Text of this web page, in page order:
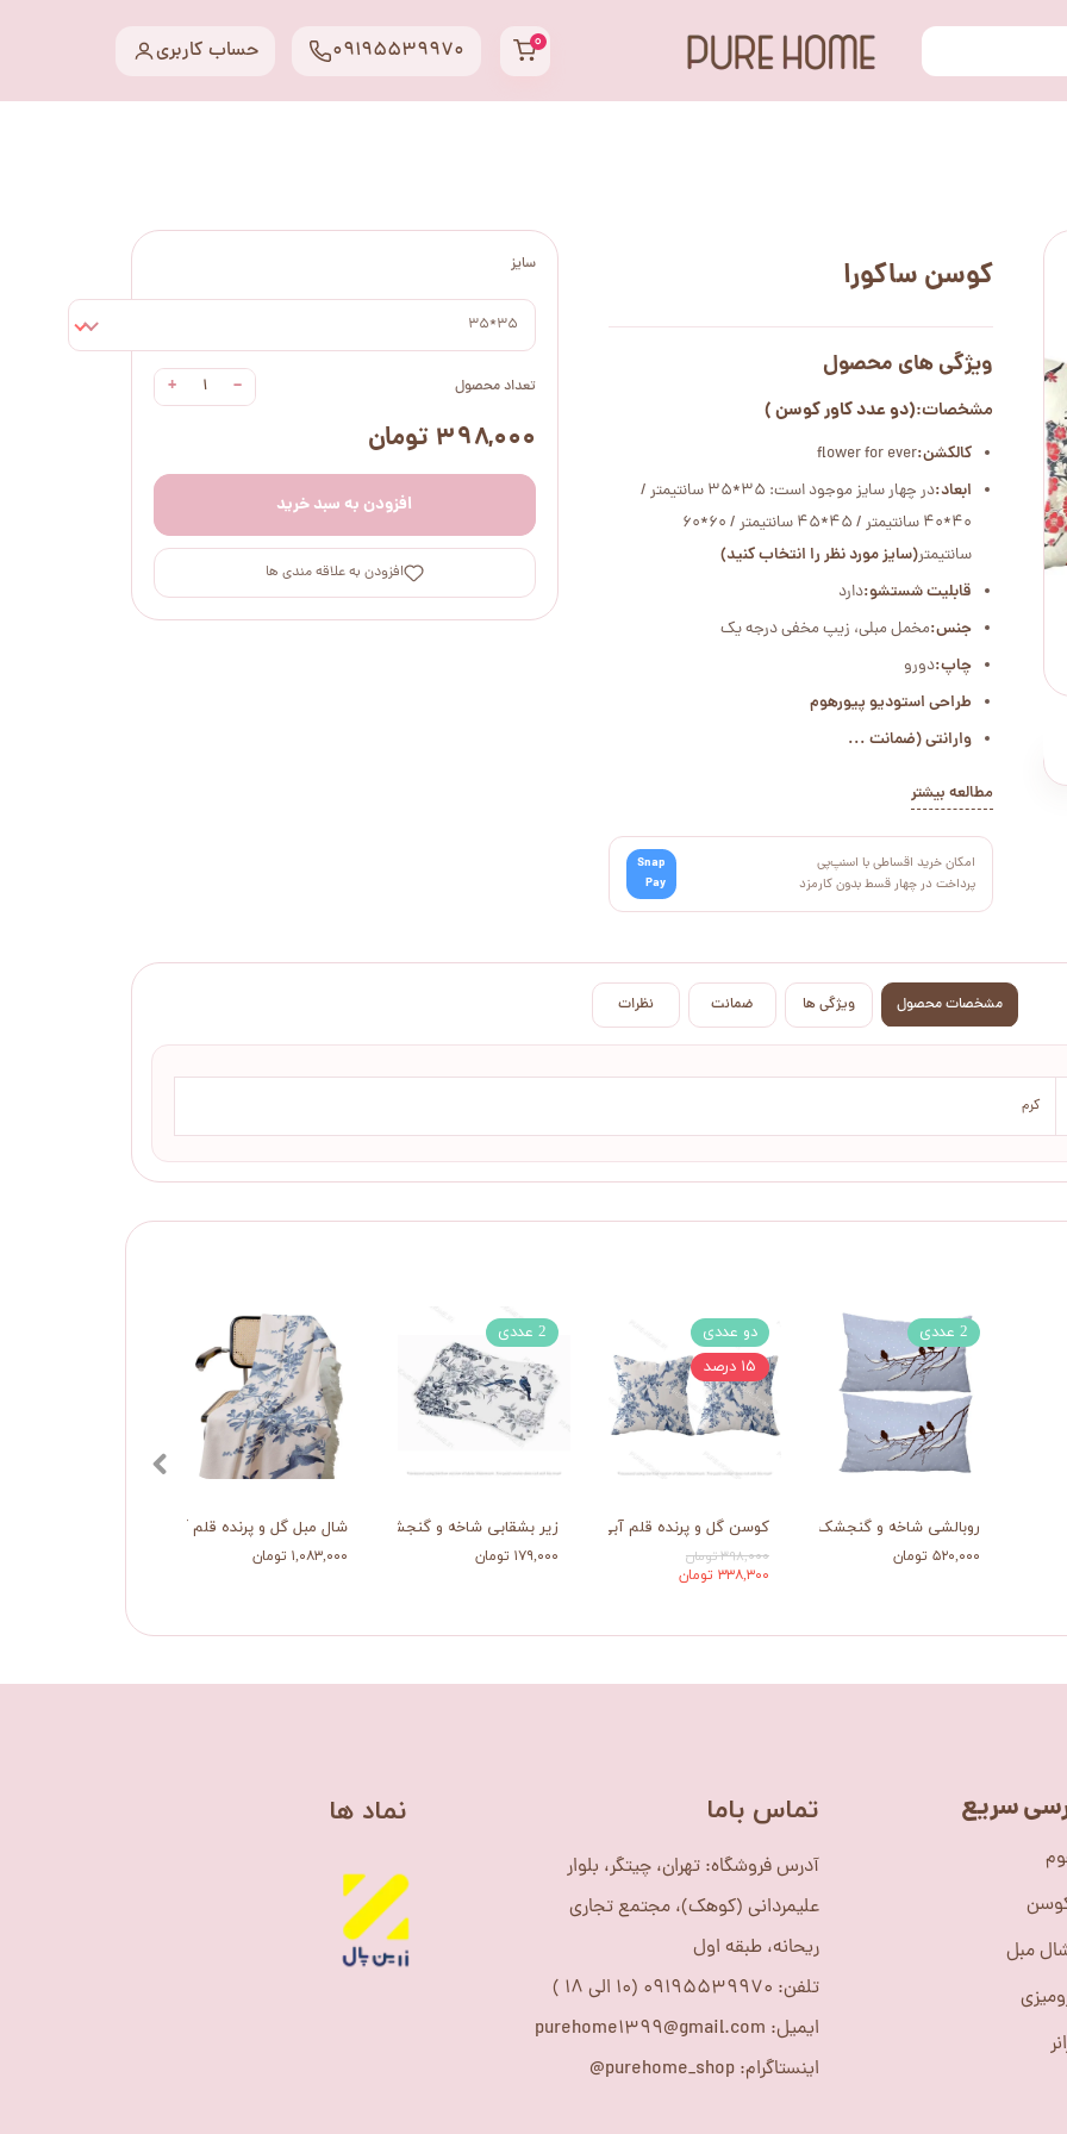
۰ حساب کاربری 09195539970
سایز
35*35
تعداد محصول −
+
۳۹۸,۰۰۰ تومان
افزودن به سبد خرید
افزودن به علاقه مندی ها
کوسن ساکورا
ویژگی های محصول
مشخصات:(دو عدد کاور کوسن )
کالکشن:flower for ever
ابعاد:
در چهار سایز موجود است: 35*35 سانتیمتر /
40*40 سانتیمتر / 45*45 سانتیمتر / 60*60
سانتیمتر(سایز مورد نظر را انتخاب کنید)
قابلیت شستشو:دارد
جنس:مخمل مبلی، زیپ مخفی درجه یک
چاپ:دورو
طراحی استودیو پیورهوم
وارانتی (ضمانت ...
مطالعه بیشتر
امکان خرید اقساطی با اسنپ‌پی
پرداخت در چهار قسط بدون کارمزد
Snap
Pay
مشخصات محصول ویژگی ها ضمانت نظرات
کرم
شال مبل گل و پرنده قلم آبی
۱,۰۸۳,۰۰۰ تومان
زیر بشقابی شاخه و گنجشک
۱۷۹,۰۰۰ تومان
2 عددی
کوسن گل و پرنده قلم آبی
۳۹۸,۰۰۰ تومان
۳۳۸,۳۰۰ تومان
دو عددی
۱۵ درصد
روبالشی شاخه و گنجشک
۵۲۰,۰۰۰ تومان
2 عددی
مبل
سریع ​تماس باما
آدرس فروشگاه: تهران، چیتگر، بلوار
علیمردانی (کوهک)، مجتمع تجاری
ریحانه، طبقه اول
تلفن: 09195539970 (10 الی 18 )
ایمیل: purehome1399@gmail.com
اینستاگرام: purehome_shop@
​نماد ها